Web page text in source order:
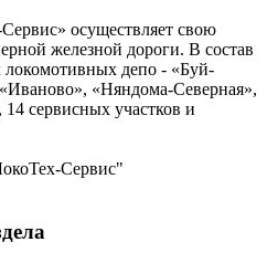
осуществляет свою
железной дороги. В состав
локомотивных депо - «Буй-
«Няндома-Северная»,
сервисных участков и
Сервис"